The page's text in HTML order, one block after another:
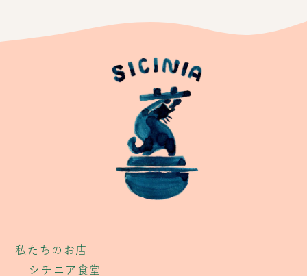
私たちのお店
シチニア食堂